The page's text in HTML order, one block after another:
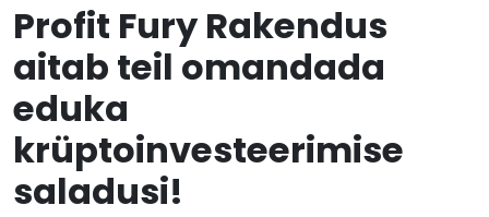
Profit Fury Rakendus
aitab teil omandada
eduka
krüptoinvesteerimise
saladusi!